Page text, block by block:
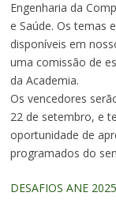
Engenharia da
e Saúde. Os temas
disponíveis em
uma comissão de
da Academia.
Os vencedores
22 de setembro, e
oportunidade de
programados do
DESAFIOS ANE